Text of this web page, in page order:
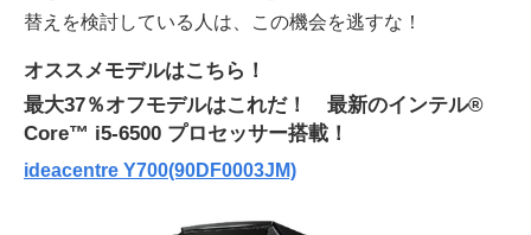
替えを検討している人は、この機会を逃すな！
オススメモデルはこちら！
最大37％オフモデルはこれだ！ 最新のインテル®
Core™ i5-6500 プロセッサー搭載！
ideacentre Y700(90DF0003JM)